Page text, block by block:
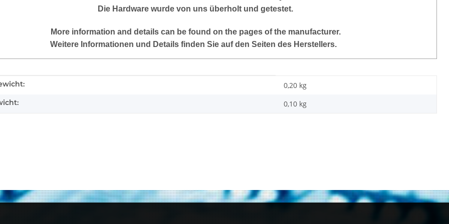
Die Hardware wurde von uns überholt und getestet.
More information and details can be found on the pages of the manufacturer.
Weitere Informationen und Details finden Sie auf den Seiten des Herstellers.
0,20 kg
0,10 kg